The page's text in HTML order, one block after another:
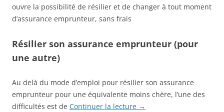
ouvre la possibilité de résilier et de changer à tout moment
d’assurance emprunteur, sans frais
Résilier son assurance emprunteur (pour
une autre)
Au delà du mode d’emploi pour résilier son assurance
emprunteur pour une équivalente moins chère, l’une des
difficultés est de Continuer la lecture →